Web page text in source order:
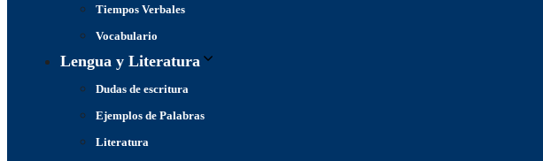
Tiempos Verbales
Vocabulario
Lengua y Literatura
Dudas de escritura
Ejemplos de Palabras
Literatura